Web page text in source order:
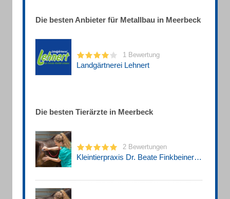
Die besten Anbieter für Metallbau in Meerbeck
1 Bewertung
Landgärtnerei Lehnert
Die besten Tierärzte in Meerbeck
2 Bewertungen
Kleintierpraxis Dr. Beate Finkbeiner Tierärztin